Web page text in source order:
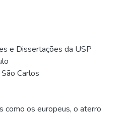
e Dissertações da USP
Carlos
como os europeus, o aterro